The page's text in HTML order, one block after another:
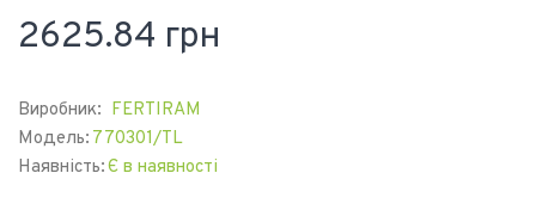
2625.84 грн
Виробник: FERTIRAM
Модель: 770301/TL
Наявність:Є в наявності